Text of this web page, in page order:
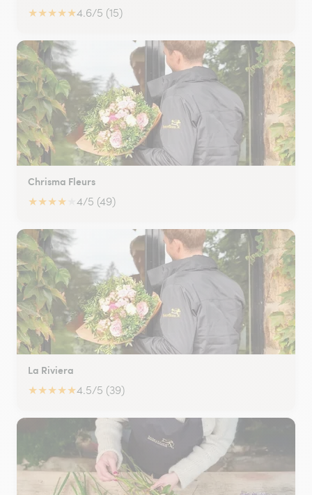
★★★★★4.6/5 (15)
Chrisma Fleurs
★★★★ 4/5 (49)
La Riviera
★★★★★4.5/5 (39)